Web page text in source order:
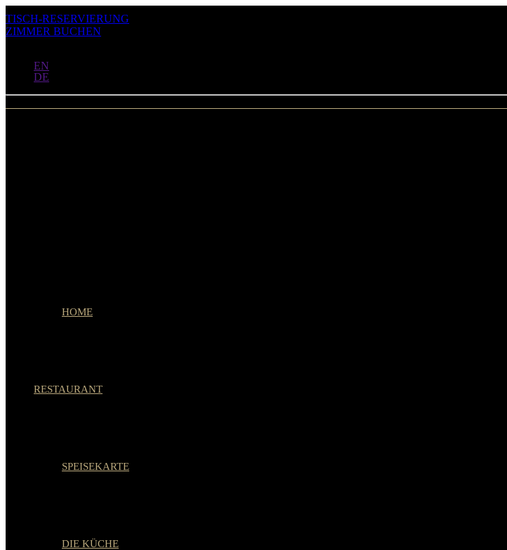
TISCH-RESERVIERUNG
ZIMMER BUCHEN
EN
DE
HOME
RESTAURANT
SPEISEKARTE
DIE KÜCHE